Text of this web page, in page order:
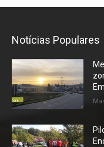
Notícias Populares